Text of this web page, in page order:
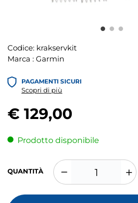
Codice: krakservkit
Marca : Garmin
PAGAMENTI SICURI
Scopri di più
€ 129,00
Prodotto disponibile
QUANTITÀ